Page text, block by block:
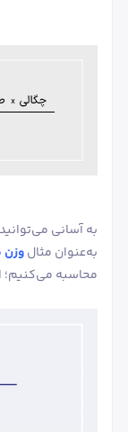
به آسانی
به‌عنوان مثالوزن
محاسبه می‌کنیم؛